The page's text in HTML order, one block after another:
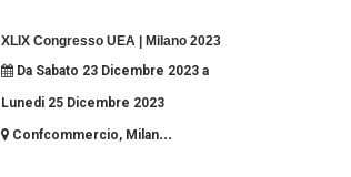
XLIX Congresso UEA | Milano 2023
Da Sabato 23 Dicembre 2023 a
Lunedi 25 Dicembre 2023
Confcommercio, Milan...